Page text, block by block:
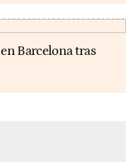
Barcelona tras